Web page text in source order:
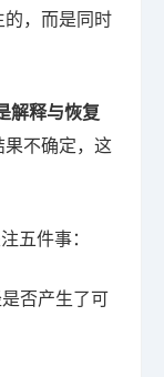
，而是同时
解释与恢复
不确定，这
五件事：
否产生了可